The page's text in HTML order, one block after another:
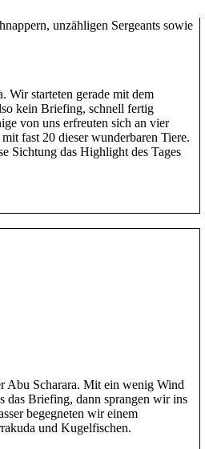
unzähligen Sergeants sowie
Wir starteten gerade mit dem
kein Briefing, schnell fertig
von uns erfreuten sich an vier
fast 20 dieser wunderbaren Tiere.
Sichtung das Highlight des Tages
Abu Scharara. Mit ein wenig Wind
das Briefing, dann sprangen wir ins
begegneten wir einem
und Kugelfischen.